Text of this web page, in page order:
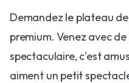
Demandez le plateau
premium. Venez avec
spectaculaire, c'est
aiment un petit